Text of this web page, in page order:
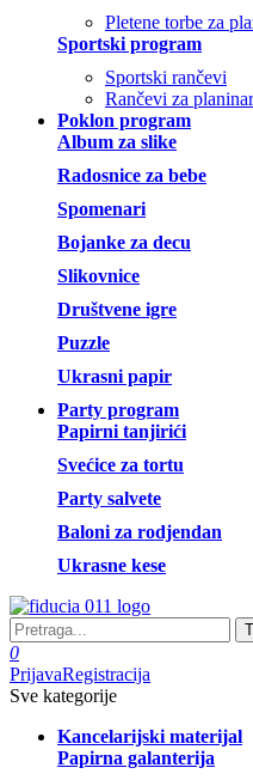
Pletene torbe za
Sportski program
Sportski rančevi
Rančevi za
Poklon program
Album za slike
Radosnice za bebe
Spomenari
Bojanke za decu
Slikovnice
Društvene igre
Puzzle
Ukrasni papir
Party program
Papirni tanjirići
Svećice za tortu
Party salvete
Baloni za rodjendan
Ukrasne kese
0
PrijavaRegistracija
Sve kategorije
Kancelarijski materijal
Papirna galanterija